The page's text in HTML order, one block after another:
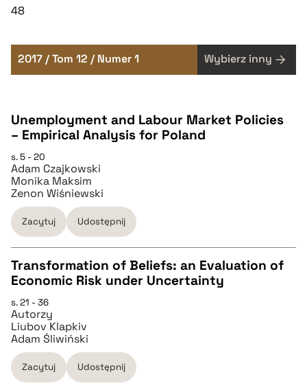
48
2017 / Tom 12 / Numer 1 Wybierz inny
Unemployment and Labour Market Policies
– Empirical Analysis for Poland
s. 5 - 20
Adam Czajkowski
Monika Maksim
Zenon Wiśniewski
Zacytuj Udostępnij
pobierz cytat
BIBTEX
Transformation of Beliefs: an Evaluation of
Economic Risk under Uncertainty
s. 21 - 36
Autorzy
Liubov Klapkiv
Adam Śliwiński
Zacytuj Udostępnij